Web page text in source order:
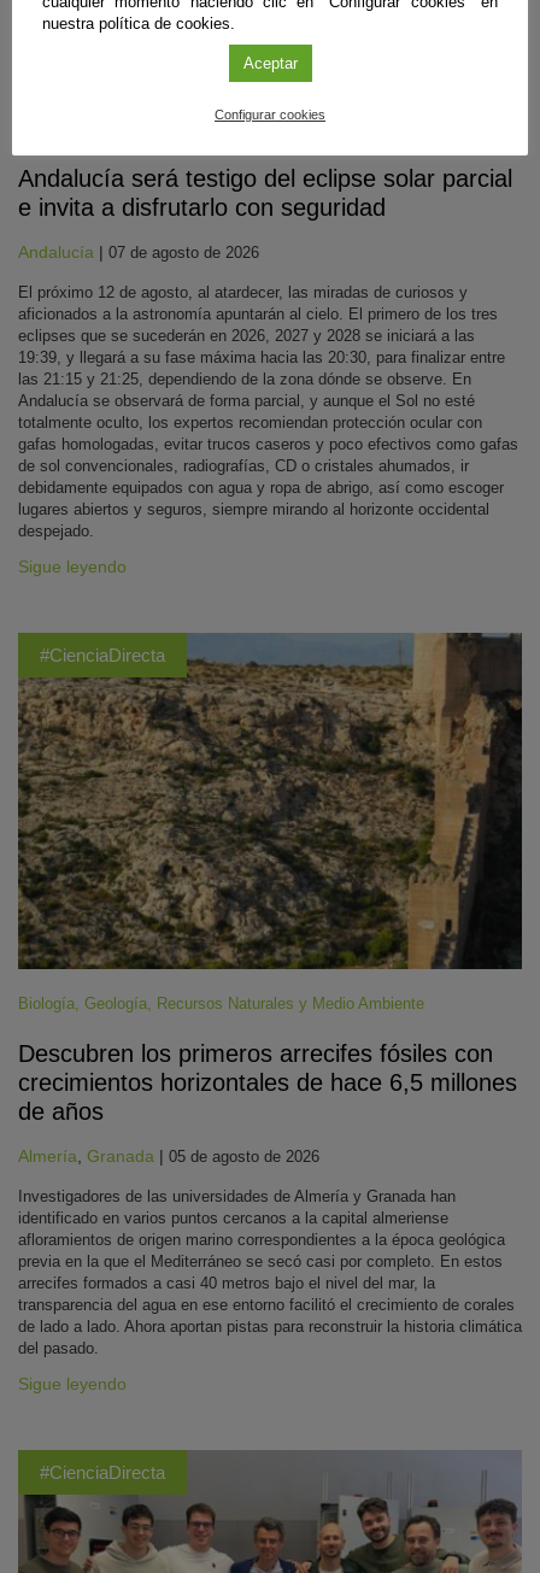
Andalucía será testigo del eclipse solar parcial
e invita a disfrutarlo con seguridad
Andalucía | 07 de agosto de 2026
El próximo 12 de agosto, al atardecer, las miradas de curiosos y
aficionados a la astronomía apuntarán al cielo. El primero de los tres
eclipses que se sucederán en 2026, 2027 y 2028 se iniciará a las
19:39, y llegará a su fase máxima hacia las 20:30, para finalizar entre
las 21:15 y 21:25, dependiendo de la zona dónde se observe. En
Andalucía se observará de forma parcial, y aunque el Sol no esté
totalmente oculto, los expertos recomiendan protección ocular con
gafas homologadas, evitar trucos caseros y poco efectivos como gafas
de sol convencionales, radiografías, CD o cristales ahumados, ir
debidamente equipados con agua y ropa de abrigo, así como escoger
lugares abiertos y seguros, siempre mirando al horizonte occidental
despejado.
Sigue leyendo
#CienciaDirecta
Biología, Geología, Recursos Naturales y Medio Ambiente
Descubren los primeros arrecifes fósiles con
crecimientos horizontales de hace 6,5 millones
de años
Almería, Granada | 05 de agosto de 2026
Investigadores de las universidades de Almería y Granada han
identificado en varios puntos cercanos a la capital almeriense
afloramientos de origen marino correspondientes a la época geológica
previa en la que el Mediterráneo se secó casi por completo. En estos
arrecifes formados a casi 40 metros bajo el nivel del mar, la
transparencia del agua en ese entorno facilitó el crecimiento de corales
de lado a lado. Ahora aportan pistas para reconstruir la historia climática
del pasado.
Sigue leyendo
#CienciaDirecta
nuestra política de cookies.
Aceptar
Configurar cookies